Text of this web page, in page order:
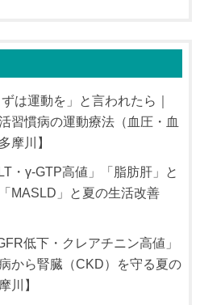
は運動を」と言われたら｜
習慣病の運動療法（血圧・血
摩川】
・γ-GTP高値」「脂肪肝」と
MASLD」と夏の生活改善
低下・クレアチニン高値」
から腎臓（CKD）を守る夏の
川】